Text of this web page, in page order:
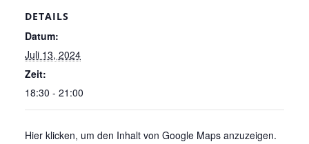
DETAILS
Datum:
Juli 13, 2024
Zeit:
18:30 - 21:00
„Iframe
Hier klicken, um den Inhalt von Google Maps anzuzeigen.